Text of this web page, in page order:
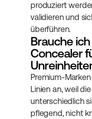
produziert
validieren und
überführen.
Brauche
Concealer
Premium-
Linien an, weil
unterschiedlich
pflegend, nicht